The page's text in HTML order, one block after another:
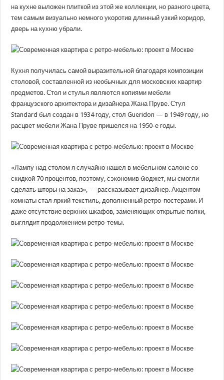
на кухне выложен плиткой из этой же коллекции, но разного цвета,
тем самым визуально немного укоротив длинный узкий коридор,
дверь на кухню убрали.
Кухня получилась самой выразительной благодаря композиции
столовой, составленной из необычных для московских квартир
предметов. Стол и стулья являются копиями мебели
французского архитектора и дизайнера Жана Пруве. Стул
Standard был создан в 1934 году, стол Gueridon — в 1949 году, но
расцвет мебели Жана Пруве пришелся на 1950-е годы.
«Лампу над столом я случайно нашел в мебельном салоне со
скидкой 70 процентов, поэтому, сэкономив бюджет, мы смогли
сделать шторы на заказ», — рассказывает дизайнер. Акцентом
комнаты стал яркий текстиль, дополненный ретро-постерами. И
даже отсутствие верхних шкафов, заменяющих открытые полки,
выглядит продолжением ретро-темы.